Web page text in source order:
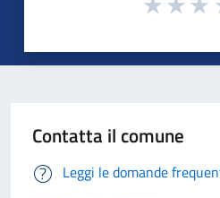
Contatta il comune
Leggi le domande